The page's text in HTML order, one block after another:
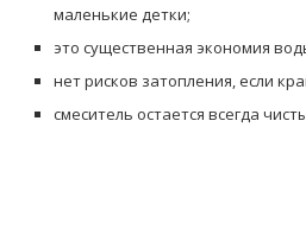
маленькие детки;
это существенная экономия
нет рисков затопления, если
смеситель остается всегда